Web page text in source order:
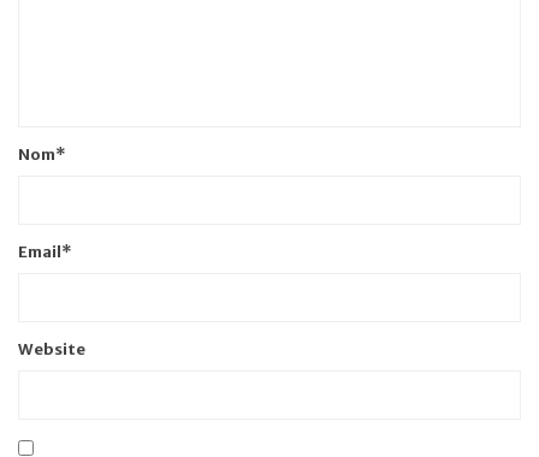
Nom*
Email*
Website